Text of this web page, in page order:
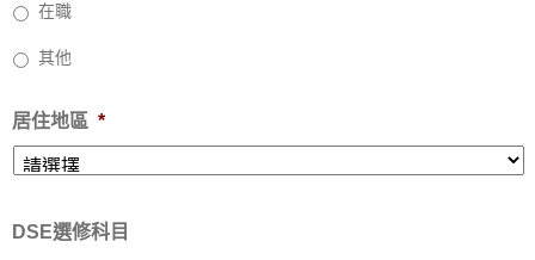
在職
其他
居住地區 *
DSE選修科目